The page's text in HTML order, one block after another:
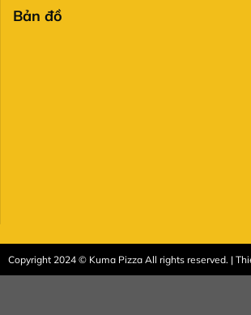
Bản đồ
Copyright 2024 © Kuma Pizza All rights reserved. |